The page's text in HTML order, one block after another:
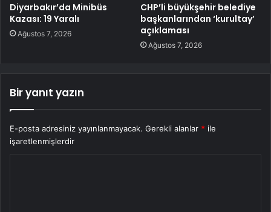
Diyarbakır’da Minibüs
Kazası: 19 Yaralı
Ağustos 7, 2026
CHP’li büyükşehir belediye
başkanlarından ‘kurultay’
açıklaması
Ağustos 7, 2026
Bir yanıt yazın
E-posta adresiniz yayınlanmayacak. Gerekli alanlar * ile
işaretlenmişlerdir